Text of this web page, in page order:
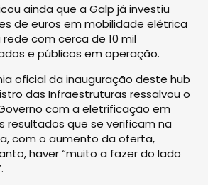
ainda que a Galp já investiu
de euros em mobilidade elétrica
com cerca de 10 mil
e públicos em operação.
oficial da inauguração deste hub
das Infraestruturas ressalvou o
com a eletrificação em
resultados que se verificam na
com o aumento da oferta,
haver “muito a fazer do lado